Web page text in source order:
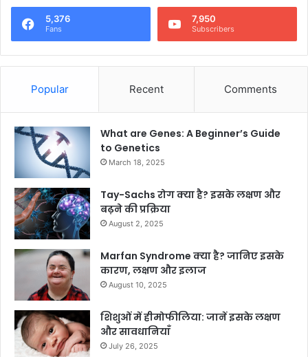
5,376
Fans
7,950
Subscribers
Popular Recent Comments
What are Genes: A Beginner’s Guide
to Genetics
March 18, 2025
Tay-Sachs रोग क्या है? इसके लक्षण और
बढ़ने की प्रक्रिया
August 2, 2025
Marfan Syndrome क्या है? जानिए इसके
कारण, लक्षण और इलाज
August 10, 2025
शिशुओं में हीमोफीलिया: जानें इसके लक्षण
और सावधानियाँ
July 26, 2025